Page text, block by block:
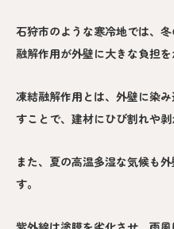
石狩市のような寒冷地では、
融解作用が外壁に大きな負担を
凍結融解作用とは、外壁に染
すことで、建材にひび割れや剥
また、夏の高温多湿な気候も
す。